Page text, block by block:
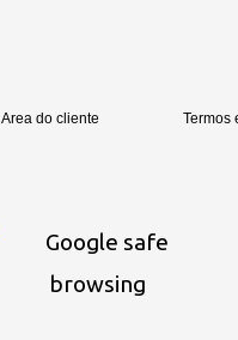
Area do cliente Termos